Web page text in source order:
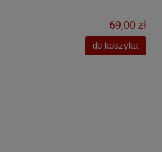
69,00 zł
do koszyka